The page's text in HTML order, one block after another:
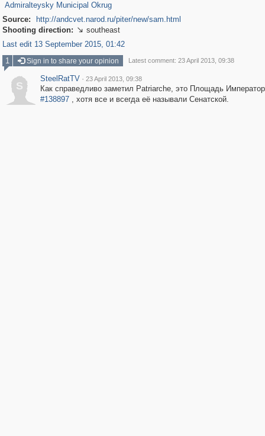
Admiralteysky Municipal Okrug
Source:
http://andcvet.narod.ru/piter/new/sam.html
Shooting direction:  southeast
Last edit 13 September 2015, 01:42
1
Sign in to share your opinion Latest comment: 23 April 2013, 09:38
S
SteelRatTV · 23 April 2013, 09:38
Как справедливо заметил Patriarche, это Площадь
#138897, хотя все и всегда её называли Сенатской.